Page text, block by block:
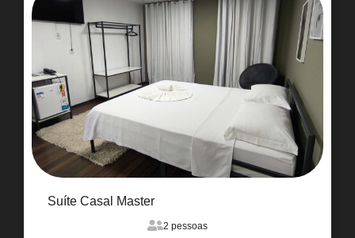
Suíte Casal Master
2 pessoas